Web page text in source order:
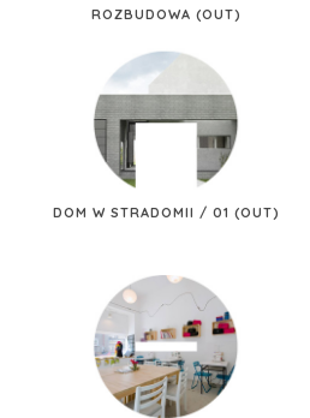
ROZBUDOWA (OUT)
DOM W STRADOMII / 01 (OUT)